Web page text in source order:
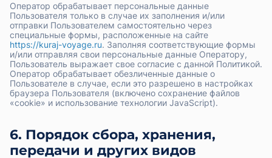
Оператор обрабатывает персональные данные
Пользователя только в случае их заполнения и/или
отправки Пользователем самостоятельно через
специальные формы, расположенные на сайте
https://kuraj-voyage.ru. Заполняя соответствующие формы
и/или отправляя свои персональные данные Оператору,
Пользователь выражает свое согласие с данной Политикой.
Оператор обрабатывает обезличенные данные о
Пользователе в случае, если это разрешено в настройках
браузера Пользователя (включено сохранение файлов
«cookie» и использование технологии JavaScript).
6. Порядок сбора, хранения,
передачи и других видов